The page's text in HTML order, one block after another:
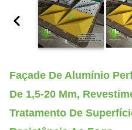
Façade De Alumínio
De 1,5-20 Mm,
Tratamento De